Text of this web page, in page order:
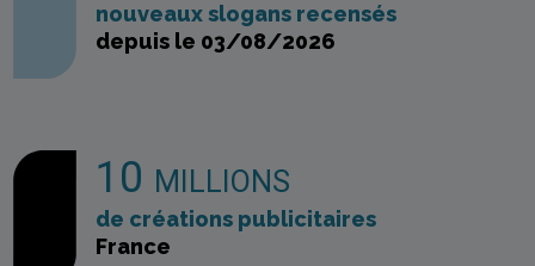
nouveaux slogans recensés
depuis le 03/08/2026
10 MILLIONS
de créations publicitaires
France